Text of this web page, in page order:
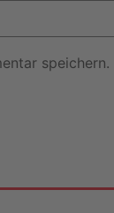
speichern.